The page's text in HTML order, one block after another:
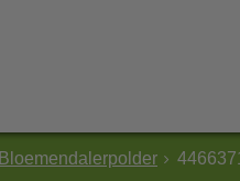
Bloemendalerpolder